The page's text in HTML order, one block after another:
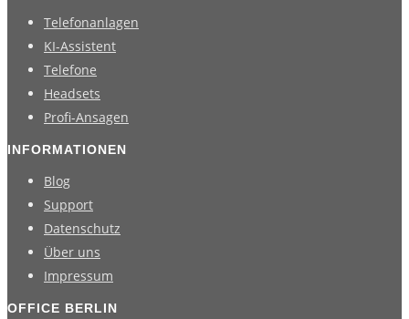
Telefonanlagen
KI-Assistent
Telefone
Headsets
Profi-Ansagen
INFORMATIONEN
Blog
Support
Datenschutz
Über uns
Impressum
OFFICE BERLIN